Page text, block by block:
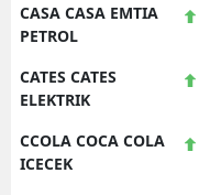
CASA CASA EMTIA
PETROL
CATES CATES
ELEKTRIK
CCOLA COCA COLA
ICECEK